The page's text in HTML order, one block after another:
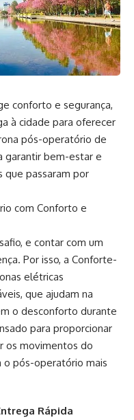
conforto e segurança,
à cidade para oferecer
pós-operatório de
garantir bem-estar e
que passaram por
com Conforto e
e contar com um
Por isso, a Conforte-
elétricas
que ajudam na
o desconforto durante
para proporcionar
os movimentos do
o pós-operatório mais
Rápida